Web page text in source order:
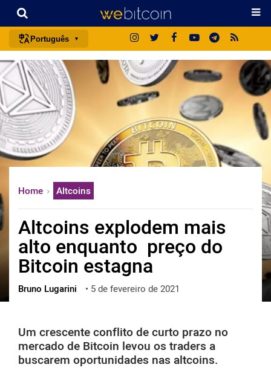
Português
português (BR)
english
español
français
italiano
deutsch
中文
한국어
العربية
ไทย
ქართული
Home Altcoins
Altcoins explodem mais
alto enquanto preço do
Bitcoin estagna
Bruno Lugarini • 5 de fevereiro de 2021
Um crescente conflito de curto prazo no
mercado de Bitcoin levou os traders a
buscarem oportunidades nas altcoins.